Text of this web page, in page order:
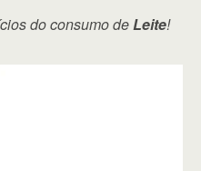
do consumo deLeite!